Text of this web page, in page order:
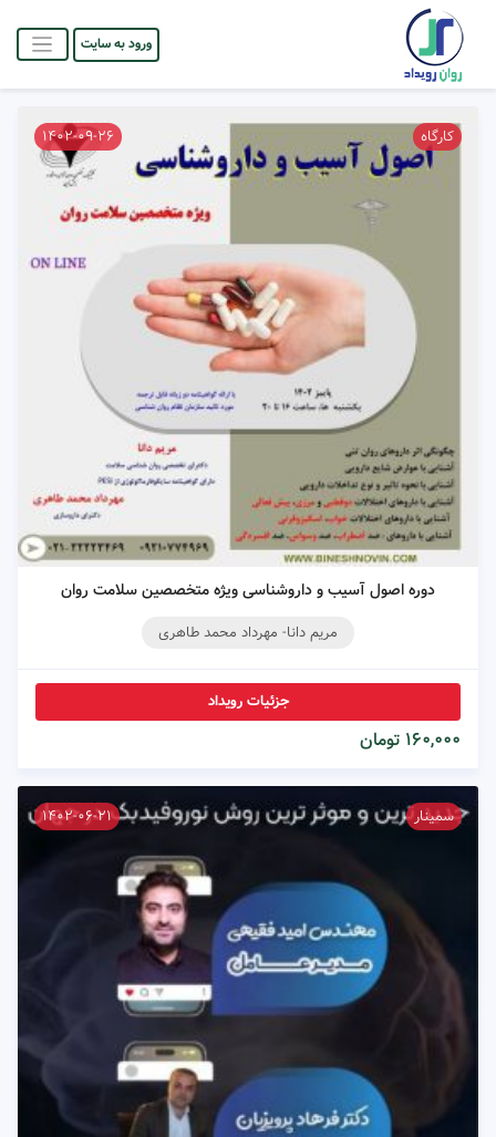
ورود به سایت
کارگاه علوم اعصاب شناختی
۱۴۰۲-۰۹-۲۶ کارگاه
دوره اصول آسیب و داروشناسی ویژه متخصصین سلامت روان
مریم دانا- مهرداد محمد طاهری
جزئیات رویداد
۱۶۰,۰۰۰ تومان
۱۴۰۲-۰۶-۲۱ سمینار